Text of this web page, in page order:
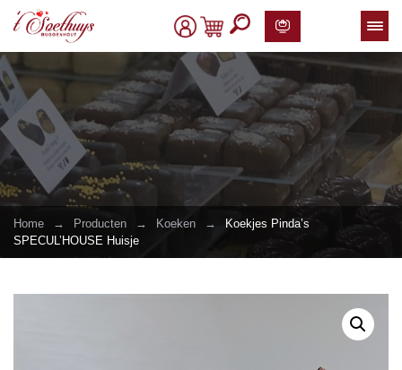
Home → Producten → Koeken →
Koekjes Pinda’s
SPECUL’HOUSE Huisje